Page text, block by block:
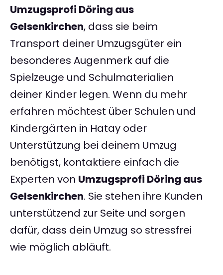
Umzugsprofi Döring aus
Gelsenkirchen, dass sie beim
Transport deiner Umzugsgüter ein
besonderes Augenmerk auf die
Spielzeuge und Schulmaterialien
deiner Kinder legen. Wenn du mehr
erfahren möchtest über Schulen und
Kindergärten in Hatay oder
Unterstützung bei deinem Umzug
benötigst, kontaktiere einfach die
Experten von Umzugsprofi Döring aus
Gelsenkirchen. Sie stehen ihre Kunden
unterstützend zur Seite und sorgen
dafür, dass dein Umzug so stressfrei
wie möglich abläuft.